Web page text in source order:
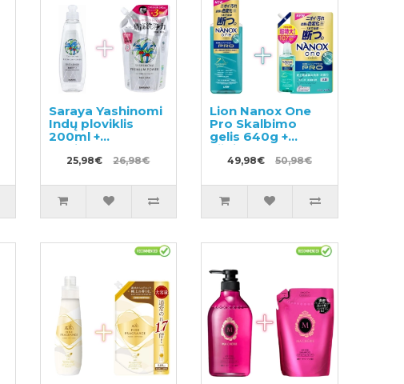
Saraya Yashinomi
Indų ploviklis
200ml +
papildymas
540ml
25,98€ 26,98€
Lion Nanox One
Pro Skalbimo
gelis 640g +
užpildas 1070g
49,98€ 50,98€